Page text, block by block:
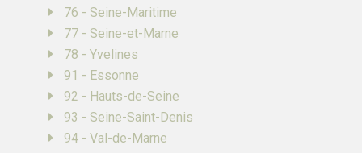
76 - Seine-Maritime
77 - Seine-et-Marne
78 - Yvelines
91 - Essonne
92 - Hauts-de-Seine
93 - Seine-Saint-Denis
94 - Val-de-Marne